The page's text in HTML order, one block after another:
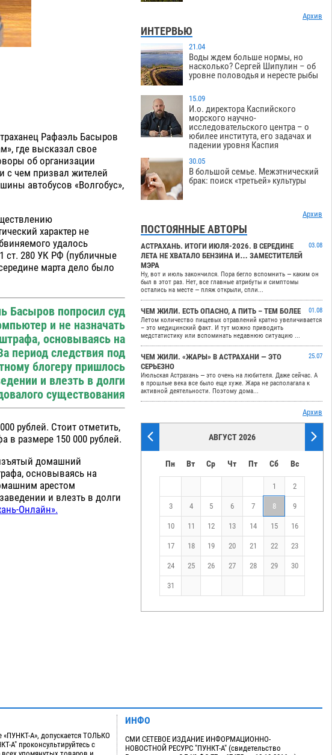
Рафаэль Басыров
где высказал свое
об организации
с чем призвал жителей
автобусов «Волгобус»,
характер не
удалось
ст. 280 УК РФ (публичные
марта дело было
Басыров попросил суд
и не назначать
основываясь на
период следствия под
блогеру пришлось
и влезть в долги
существования
рублей. Стоит отметить,
в размере 150 000 рублей.
домашний
основываясь на
арестом
и влезть в долги
Онлайн».
Архив
ИНТЕРВЬЮ
21.04
Воды ждем больше нормы, но
насколько? Сергей Шипулин – об
уровне половодья и нересте рыбы
15.09
И.о. директора Каспийского
морского научно-
исследовательского центра – о
юбилее института, его задачах и
падении уровня Каспия
30.05
В большой семье. Межэтнический
брак: поиск «третьей» культуры
Архив
ПОСТОЯННЫЕ АВТОРЫ
АСТРАХАНЬ. ИТОГИ ИЮЛЯ-2026. В СЕРЕДИНЕ
ЛЕТА НЕ ХВАТАЛО БЕНЗИНА И… ЗАМЕСТИТЕЛЕЙ
МЭРА
03.08
Ну, вот и июль закончился. Пора бегло вспомнить — каким он
был в этот раз. Нет, все главные атрибуты и симптомы
остались на месте — пляж открыли, спли...
ЧЕМ ЖИЛИ. ЕСТЬ ОПАСНО, А ПИТЬ – ТЕМ БОЛЕЕ
01.08
Летом количество пищевых отравлений кратно увеличивается
– это медицинский факт. И тут можно приводить
медстатистику или вспоминать недавнюю ситуацию ...
ЧЕМ ЖИЛИ. «ЖАРЫ» В АСТРАХАНИ — ЭТО
СЕРЬЕЗНО
25.07
Июльская Астрахань — это очень на любителя. Даже сейчас. А
в прошлые века все было еще хуже. Жара не располагала к
активной деятельности. Поэтому дома...
Архив
АВГУСТ 2026
Пн Вт Ср Чт Пт Сб Вс
1 2
3 4 5 6 7 8 9
10 11 12 13 14 15 16
17 18 19 20 21 22 23
24 25 26 27 28 29 30
31
А», допускается ТОЛЬКО
проконсультируйтесь с
ИНФО
СМИ СЕТЕВОЕ ИЗДАНИЕ ИНФОРМАЦИОННО-
НОВОСТНОЙ РЕСУРС "ПУНКТ-А" (свидетельство